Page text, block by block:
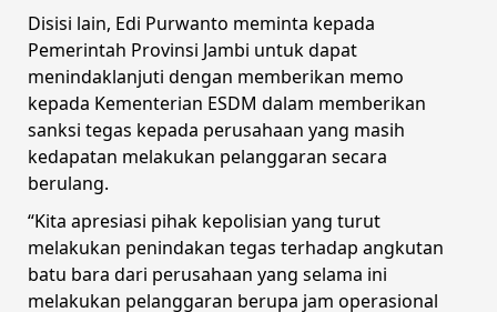
Disisi lain, Edi Purwanto meminta kepada
Pemerintah Provinsi Jambi untuk dapat
menindaklanjuti dengan memberikan memo
kepada Kementerian ESDM dalam memberikan
sanksi tegas kepada perusahaan yang masih
kedapatan melakukan pelanggaran secara
berulang.
“Kita apresiasi pihak kepolisian yang turut
melakukan penindakan tegas terhadap angkutan
batu bara dari perusahaan yang selama ini
melakukan pelanggaran berupa jam operasional